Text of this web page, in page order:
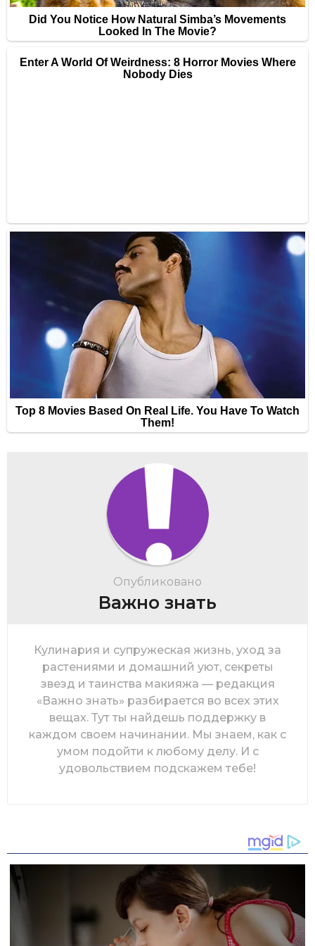
Опубликовано
Важно знать
Кулинария и супружеская жизнь, уход за
растениями и домашний уют, секреты
звезд и таинства макияжа — редакция
«Важно знать» разбирается во всех этих
вещах. Тут ты найдешь поддержку в
каждом своем начинании. Мы знаем, как с
умом подойти к любому делу. И с
удовольствием подскажем тебе!